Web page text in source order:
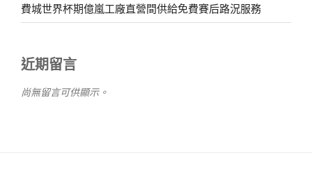
費城世界杯期億嵐工廠直營間供給免費賽后路況服務
近期留言
尚無留言可供顯示。